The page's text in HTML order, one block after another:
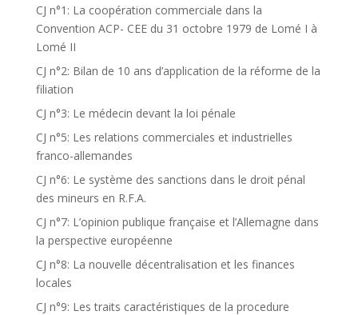
CJ n°1: La coopération commerciale dans la
Convention ACP- CEE du 31 octobre 1979 de Lomé I à
Lomé II
CJ n°2: Bilan de 10 ans d’application de la réforme de la
filiation
CJ n°3: Le médecin devant la loi pénale
CJ n°5: Les relations commerciales et industrielles
franco-allemandes
CJ n°6: Le système des sanctions dans le droit pénal
des mineurs en R.F.A.
CJ n°7: L’opinion publique française et l’Allemagne dans
la perspective européenne
CJ n°8: La nouvelle décentralisation et les finances
locales
CJ n°9: Les traits caractéristiques de la procedure